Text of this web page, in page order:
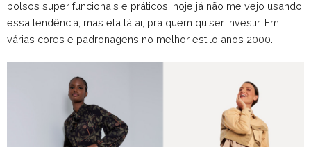
bolsos super funcionais e práticos, hoje já não me vejo usando
essa tendência, mas ela tá ai, pra quem quiser investir. Em
várias cores e padronagens no melhor estilo anos 2000.